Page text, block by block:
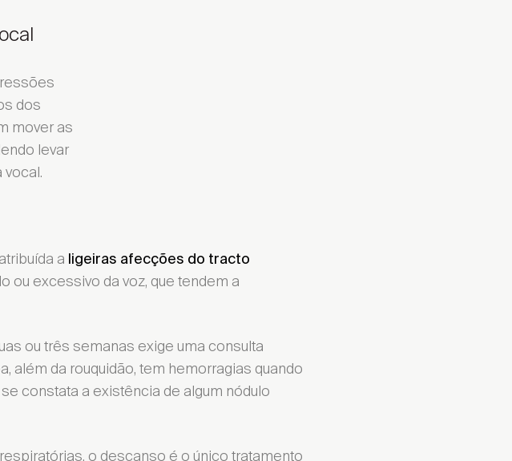
dos
mover as
levar
vocal.
a ligeiras afecções do tracto
ou excessivo da voz, que tendem a
ou três semanas exige uma consulta
além da rouquidão, tem hemorragias quando
constata a existência de algum nódulo
o descanso é o único tratamento